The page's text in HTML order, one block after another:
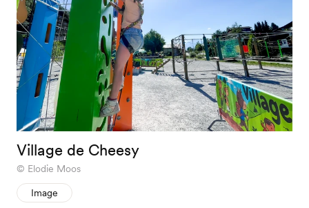
Village de Cheesy
Elodie Moos
Image